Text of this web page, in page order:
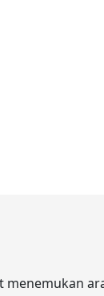
menemukan